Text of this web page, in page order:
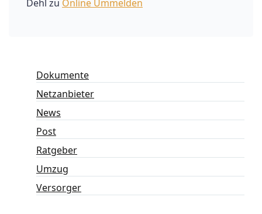
Dehl zu Online Ummelden
Dokumente
Netzanbieter
News
Post
Ratgeber
Umzug
Versorger